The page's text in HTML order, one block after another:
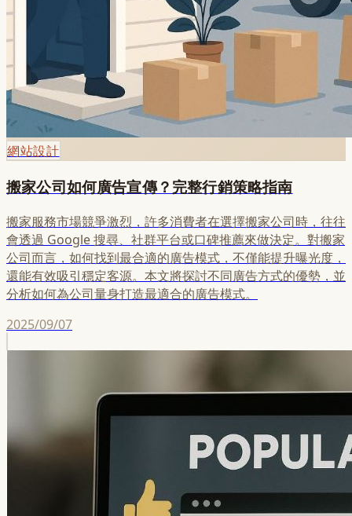
網站設計
搬家公司如何廣告宣傳？完整行銷策略指南
搬家服務市場競爭激烈，許多消費者在選擇搬家公司時，往往
會透過 Google 搜尋、社群平台或口碑推薦來做決定。對搬家
公司而言，如何找到最合適的廣告模式，不僅能提升曝光度，
還能有效吸引穩定客源。本文將探討不同廣告方式的優勢，並
分析如何為公司量身打造最適合的廣告模式。
2025/09/07